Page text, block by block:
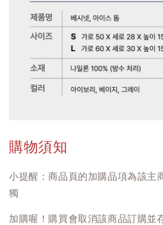
購物須知
小提醒：商品頁的加購品項為該主
獨
加購喔！購買會取消該商品訂購並